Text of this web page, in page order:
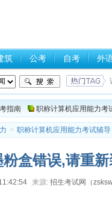
筑 公考 自考 外
指南 职称计算机应用能力考
> 职称计算机应用能力考试辅导
盒错误,请重
来源: 招生考试网（